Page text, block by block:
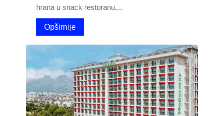
hrana u snack restoranu,...
Opširnije